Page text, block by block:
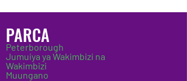
PARCA
Peterborough
Jumuiya ya Wakimbizi na
Wakimbizi
Muungano